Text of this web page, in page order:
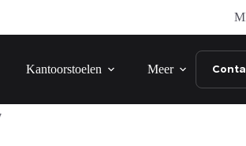
Kantoorstoelen Meer